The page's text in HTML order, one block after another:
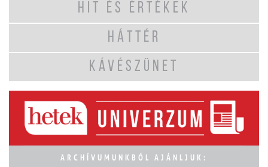
HIT ÉS ÉRTÉKEK
HÁTTÉR
KÁVÉSZÜNET
ARCHÍVUMUNKBÓL AJÁNLJUK: